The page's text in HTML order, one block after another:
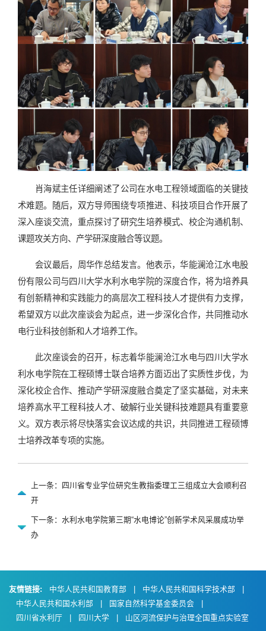
肖海斌主任详细阐述了公司在水电工程领域面临的关键技
术难题。随后，双方导师围绕专项推进、科技项目合作开展了
深入座谈交流，重点探讨了研究生培养模式、校企沟通机制、
课题攻关方向、产学研深度融合等议题。
会议最后，周华作总结发言。他表示，华能澜沧江水电股
份有限公司与四川大学水利水电学院的深度合作，将为培养具
有创新精神和实践能力的高层次工程科技人才提供有力支撑，
希望双方以此次座谈会为起点，进一步深化合作，共同推动水
电行业科技创新和人才培养工作。
此次座谈会的召开，标志着华能澜沧江水电与四川大学水
利水电学院在工程硕博士联合培养方面迈出了实质性步伐，为
深化校企合作、推动产学研深度融合奠定了坚实基础，对未来
培养高水平工程科技人才、破解行业关键科技难题具有重要意
义。双方表示将尽快落实会议达成的共识，共同推进工程硕博
士培养改革专项的实施。
上一条：四川省专业学位研究生教指委理工三组成立大会顺利召
开
下一条：水利水电学院第三期“水电博论”创新学术风采展成功举
办
友情链接: 中华人民共和国教育部 中华人民共和国科学技术部
中华人民共和国水利部
国家自然科学基金委员会
四川省水利厅
四川大学 山区河流保护与治理全国重点实验室